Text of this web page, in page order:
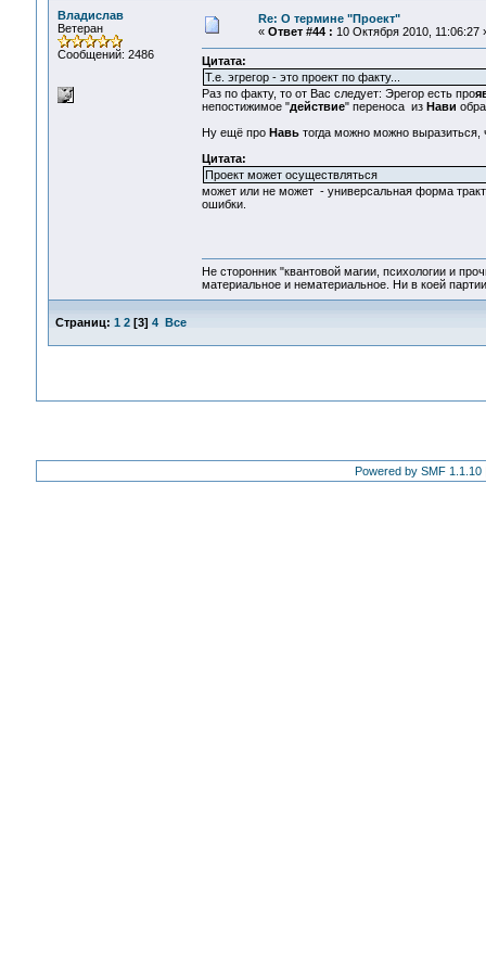
Владислав
Ветеран
Сообщений: 2486
Re: О термине "Проект"
« Ответ #44 : 10 Октября 2010, 11:06:27
Цитата:
Т.е. эгрегор - это проект по факту...
Раз по факту, то от Вас следует: Эрегор есть про
непостижимое "действие" переноса из Нави
Ну ещё про Навьтогда можно можно выразиться,
Цитата:
Проект может осуществляться
может или не может - универсальная форма
ошибки.
Не сторонник "квантовой магии, психологии и
материальное и нематериальное. Ни в коей
Страниц: 1 2[3] 4 Все
Powered by SMF 1.1.10